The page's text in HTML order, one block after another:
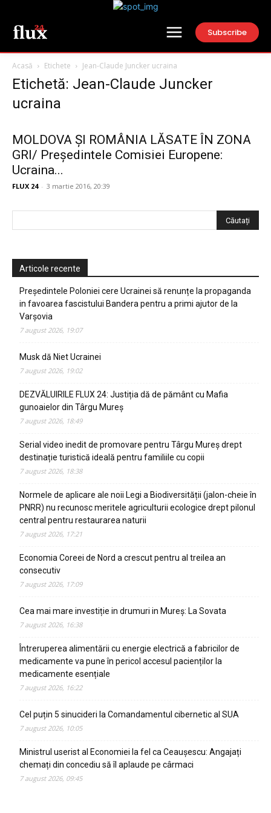
Subscribe
Acasă Etichete Jean-Claude Juncker ucraina
Etichetă: Jean-Claude Juncker
ucraina
MOLDOVA ȘI ROMÂNIA LĂSATE ÎN ZONA
GRI/ Președintele Comisiei Europene:
Ucraina...
FLUX 24 - 3 martie 2016, 20:39
Articole recente
Președintele Poloniei cere Ucrainei să renunțe la propaganda
in favoarea fascistului Bandera pentru a primi ajutor de la
Varșovia
7 august 2026, 19:07
Musk dă Niet Ucrainei
7 august 2026, 19:02
DEZVĂLUIRILE FLUX 24: Justiția dă de pământ cu Mafia
gunoaielor din Târgu Mureș
7 august 2026, 18:49
Serial video inedit de promovare pentru Târgu Mureș drept
destinație turistică ideală pentru familiile cu copii
7 august 2026, 18:38
Normele de aplicare ale noii Legi a Biodiversității (jalon-cheie în
PNRR) nu recunosc meritele agriculturii ecologice drept pilonul
central pentru restaurarea naturii
7 august 2026, 17:21
Economia Coreei de Nord a crescut pentru al treilea an
consecutiv
7 august 2026, 17:09
Cea mai mare investiție in drumuri in Mureș: La Sovata
7 august 2026, 16:38
Întreruperea alimentării cu energie electrică a fabricilor de
medicamente va pune în pericol accesul pacienților la
medicamente esențiale
7 august 2026, 16:22
Cel puțin 5 sinucideri la Comandamentul cibernetic al SUA
7 august 2026, 10:05
Ministrul userist al Economiei la fel ca Ceaușescu: Angajați
chemați din concediu să îl aplaude pe cârmaci
7 august 2026, 09:45